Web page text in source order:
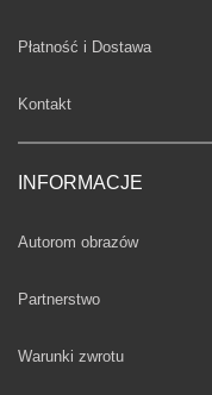
Płatność i Dostawa
Kontakt
INFORMACJE
Autorom obrazów
Partnerstwo
Warunki zwrotu